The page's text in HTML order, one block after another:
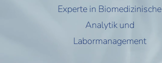
Experte in Biomedizinische
Analytik und
Labormanagement